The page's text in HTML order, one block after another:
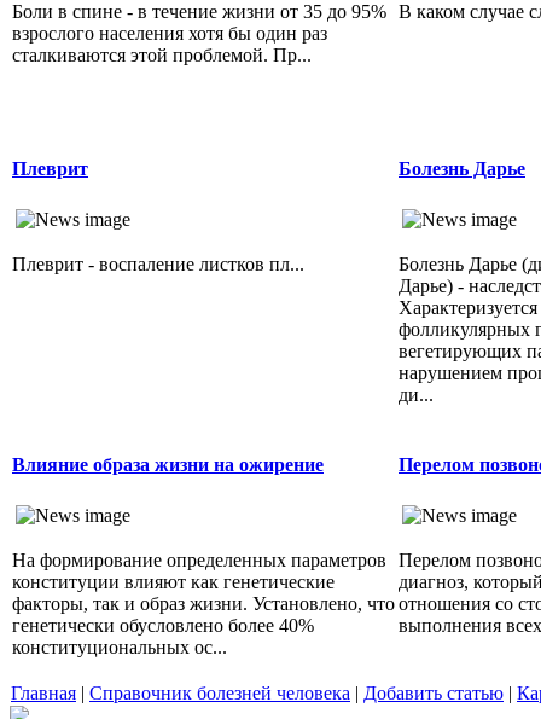
Боли в спине - в течение жизни от 35 до 95%
взрослого населения хотя бы один раз
сталкиваются этой проблемой. Пр...
В каком случае
Плеврит
Плеврит - воспаление листков пл...
Болезнь Дарье
Болезнь Дарье
Дарье) -
фолликулярных
вегетирующих
нарушением
ди...
Влияние образа жизни на ожирение
На формирование определенных параметров
конституции влияют как генетические
факторы, так и образ жизни. Установлено, что
генетически обусловлено более 40%
конституциональных ос...
Перелом
Перелом
диагноз,
отношения со
выполнения
Главная | Справочник болезней человека | Добавить статью |